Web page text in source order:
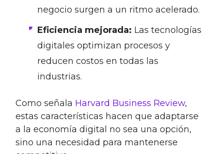
negocio surgen a un ritmo acelerado.
Eficiencia mejorada: Las tecnologías
digitales optimizan procesos y
reducen costos en todas las
industrias.
Como señala Harvard Business Review,
estas características hacen que adaptarse
a la economía digital no sea una opción,
sino una necesidad para mantenerse